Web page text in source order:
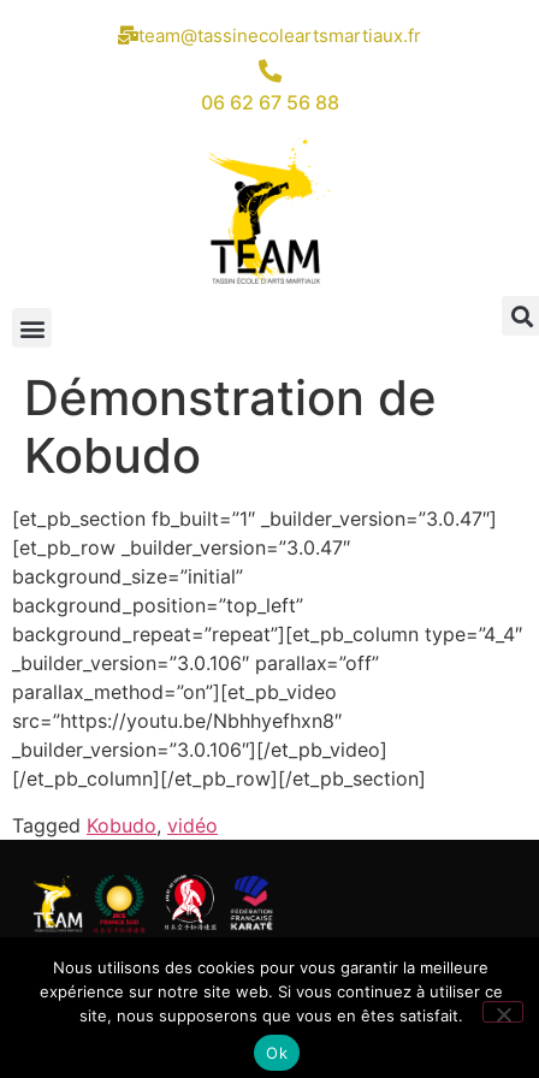
team@tassinecoleartsmartiaux.fr
06 62 67 56 88
Démonstration de
Kobudo
[et_pb_section fb_built=”1″ _builder_version=”3.0.47″]
[et_pb_row _builder_version=”3.0.47″
background_size=”initial”
background_position=”top_left”
background_repeat=”repeat”][et_pb_column type=”4_4″
_builder_version=”3.0.106″ parallax=”off”
parallax_method=”on”][et_pb_video
src=”https://youtu.be/Nbhhyefhxn8″
_builder_version=”3.0.106″][/et_pb_video]
[/et_pb_column][/et_pb_row][/et_pb_section]
Tagged Kobudo, vidéo
2004-2024 Copyright © Tassin Ecole d’Arts Martiaux –
Tous droits réservés
Nous utilisons des cookies pour vous garantir la meilleure
expérience sur notre site web. Si vous continuez à utiliser ce
site, nous supposerons que vous en êtes satisfait.
Ok